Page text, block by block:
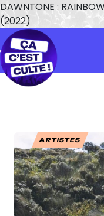
DAWNTONE :
(2022)
ARTISTES